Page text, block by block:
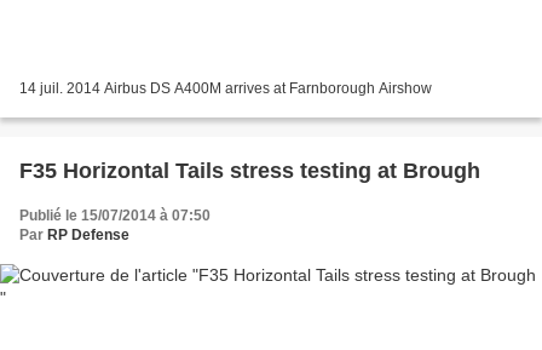
14 juil. 2014 Airbus DS A400M arrives at Farnborough Airshow
F35 Horizontal Tails stress testing at Brough
Publié le 15/07/2014 à 07:50
Par RP Defense